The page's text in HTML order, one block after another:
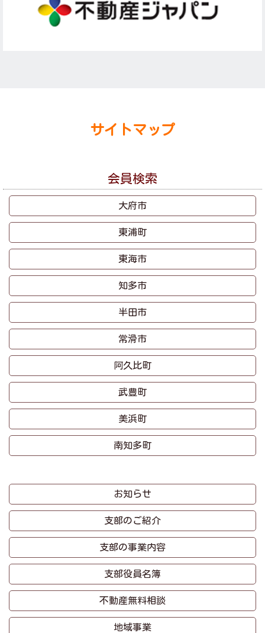
サイトマップ
会員検索
大府市
東浦町
東海市
知多市
半田市
常滑市
阿久比町
武豊町
美浜町
南知多町
お知らせ
支部のご紹介
支部の事業内容
支部役員名簿
不動産無料相談
地域事業